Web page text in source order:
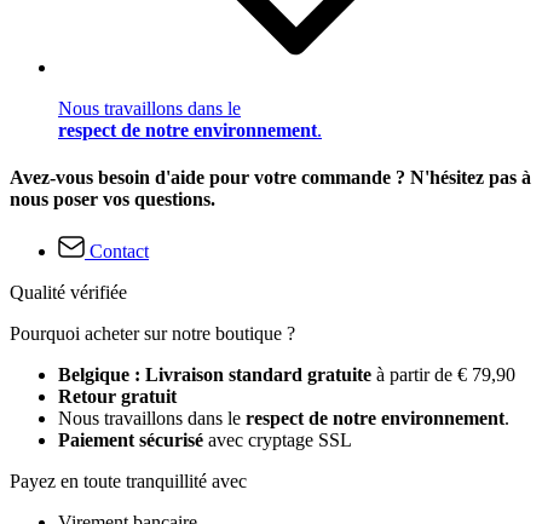
Nous travaillons dans le
respect de notre environnement.
Avez-vous besoin d'aide pour votre commande ? N'hésitez pas à
nous poser vos questions.
Contact
Qualité vérifiée
Pourquoi acheter sur notre boutique ?
Belgique : Livraison standard gratuite à partir de € 79,90
Retour gratuit
Nous travaillons dans le respect de notre environnement.
Paiement sécurisé avec cryptage SSL
Payez en toute tranquillité avec